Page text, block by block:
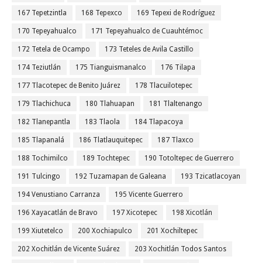
167 Tepetzintla 168 Tepexco 169 Tepexi de Rodríguez
170 Tepeyahualco 171 Tepeyahualco de Cuauhtémoc
172 Tetela de Ocampo 173 Teteles de Avila Castillo
174 Teziutlán 175 Tianguismanalco 176 Tilapa
177 Tlacotepec de Benito Juárez 178 Tlacuilotepec
179 Tlachichuca 180 Tlahuapan 181 Tlaltenango
182 Tlanepantla 183 Tlaola 184 Tlapacoya
185 Tlapanalá 186 Tlatlauquitepec 187 Tlaxco
188 Tochimilco 189 Tochtepec 190 Totoltepec de Guerrero
191 Tulcingo 192 Tuzamapan de Galeana 193 Tzicatlacoyan
194 Venustiano Carranza 195 Vicente Guerrero
196 Xayacatlán de Bravo 197 Xicotepec 198 Xicotlán
199 Xiutetelco 200 Xochiapulco 201 Xochiltepec
202 Xochitlán de Vicente Suárez 203 Xochitlán Todos Santos